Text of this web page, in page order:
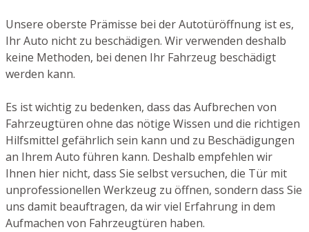
Unsere oberste Prämisse bei der Autotüröffnung ist es,
Ihr Auto nicht zu beschädigen. Wir verwenden deshalb
keine Methoden, bei denen Ihr Fahrzeug beschädigt
werden kann.
Es ist wichtig zu bedenken, dass das Aufbrechen von
Fahrzeugtüren ohne das nötige Wissen und die richtigen
Hilfsmittel gefährlich sein kann und zu Beschädigungen
an Ihrem Auto führen kann. Deshalb empfehlen wir
Ihnen hier nicht, dass Sie selbst versuchen, die Tür mit
unprofessionellen Werkzeug zu öffnen, sondern dass Sie
uns damit beauftragen, da wir viel Erfahrung in dem
Aufmachen von Fahrzeugtüren haben.